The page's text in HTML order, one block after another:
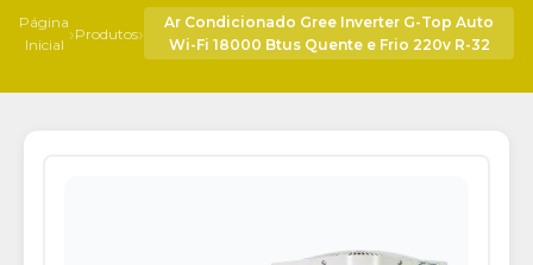
Página
Inicial ›Produtos›
Ar Condicionado Gree Inverter G-Top Auto
Wi-Fi 18000 Btus Quente e Frio 220v R-32